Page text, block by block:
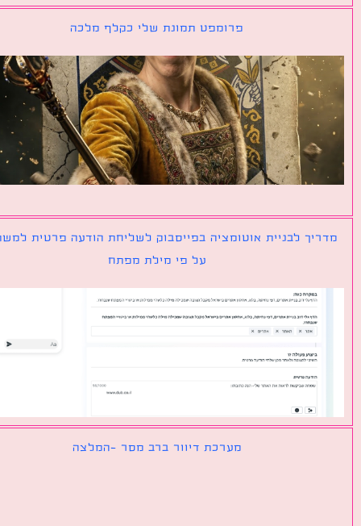
פרומפט תמונת שלי כקלף מלכה
לבניית אוטומציה בפייסבוק לשליחת הודעה פרטית למשתמש
על פי מילת מפתח
מערכת דיוור ברב מסר -המלצה